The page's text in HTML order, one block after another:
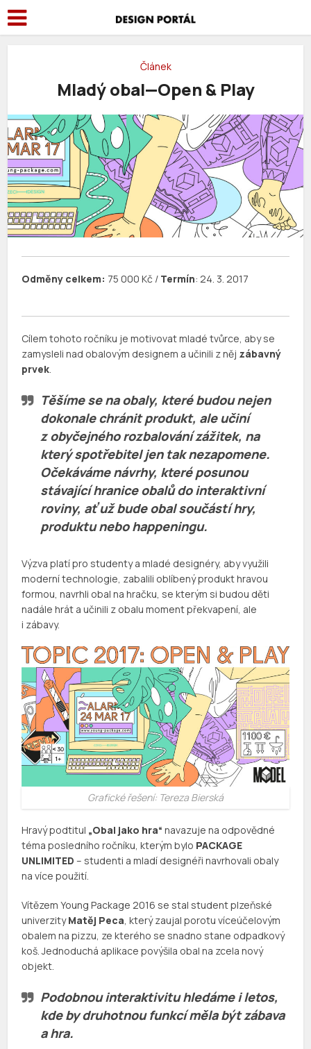
Článek
Mladý obal—Open & Play
Odměny celkem: 75 000 Kč / Termín: 24. 3. 2017
Cílem tohoto ročníku je motivovat mladé tvůrce, aby se
zamysleli nad obalovým designem a učinili z něj zábavný
prvek.
Těšíme se na obaly, které budou nejen
dokonale chránit produkt, ale učiní
z obyčejného rozbalování zážitek, na
který spotřebitel jen tak nezapomene.
Očekáváme návrhy, které posunou
stávající hranice obalů do interaktivní
roviny, ať už bude obal součástí hry,
produktu nebo happeningu.
Výzva platí pro studenty a mladé designéry, aby využili
moderní technologie, zabalili oblíbený produkt hravou
formou, navrhli obal na hračku, se kterým si budou děti
nadále hrát a učinili z obalu moment překvapení, ale
i zábavy.
Grafické řešení: Tereza Bierská
Hravý podtitul „Obal jako hra“ navazuje na odpovědné
téma posledního ročníku, kterým bylo PACKAGE
UNLIMITED – studenti a mladí designéři navrhovali obaly
na více použití.
Vítězem Young Package 2016 se stal student plzeňské
univerzityMatěj Peca , který zaujal porotu víceúčelovým
obalem na pizzu, ze kterého se snadno stane odpadkový
koš. Jednoduchá aplikace povýšila obal na zcela nový
objekt.
Podobnou interaktivitu hledáme i letos,
kde by druhotnou funkcí měla být zábava
a hra.